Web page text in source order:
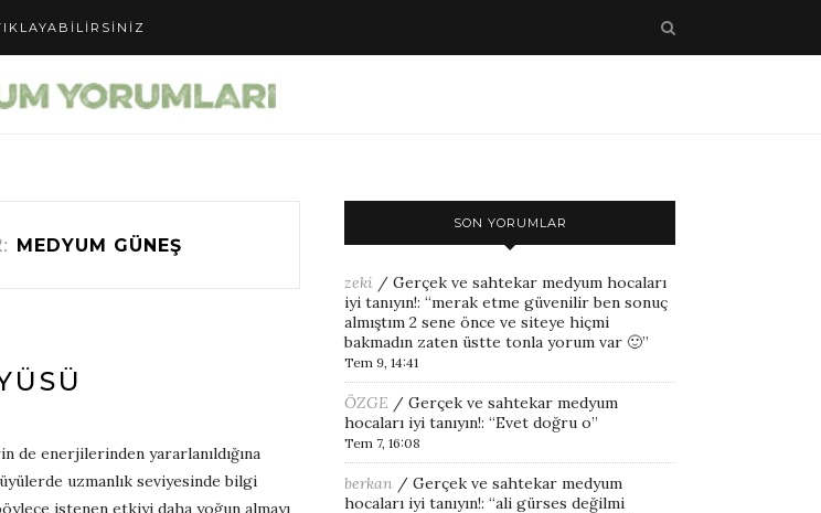
MEDYUM GÜNEŞ
de enerjilerinden yararlanıldığına
uzmanlık seviyesinde bilgi
istenen etkiyi daha yoğun almayı
SON YORUMLAR
zeki / Gerçek ve sahtekar medyum hocaları
iyi tanıyın!: “merak etme güvenilir ben sonuç
almıştım 2 sene önce ve siteye hiçmi
bakmadın zaten üstte tonla yorum var 🙂”
Tem 9, 14:41
ÖZGE / Gerçek ve sahtekar medyum
hocaları iyi tanıyın!: “Evet doğru o”
Tem 7, 16:08
berkan / Gerçek ve sahtekar medyum
hocaları iyi tanıyın!: “ali gürses değilmi